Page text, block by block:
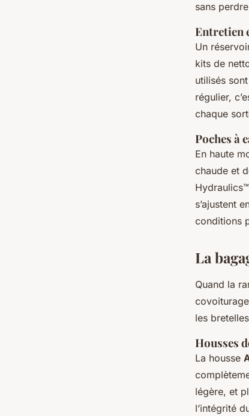
sans
Entretien
Un
kits de
utilisés sont
régulier,
chaque
Poches à
En haute
chaude et
s’ajustent
conditions
La
Quand la
les
Housses
La housse
légère, et
l’intégrité